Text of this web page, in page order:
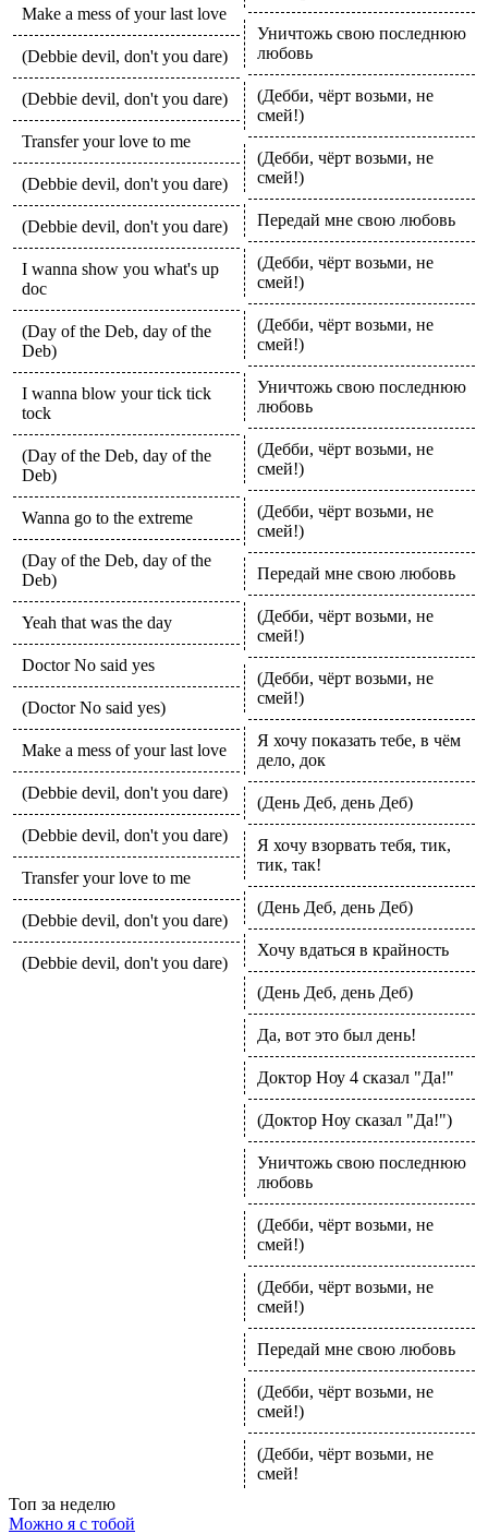
Make a mess of your last love
(Debbie devil, don't you dare)
(Debbie devil, don't you dare)
Transfer your love to me
(Debbie devil, don't you dare)
(Debbie devil, don't you dare)
I wanna show you what's up
doc
(Day of the Deb, day of the
Deb)
I wanna blow your tick tick
tock
(Day of the Deb, day of the
Deb)
Wanna go to the extreme
(Day of the Deb, day of the
Deb)
Yeah that was the day
Doctor No said yes
(Doctor No said yes)
Make a mess of your last love
(Debbie devil, don't you dare)
(Debbie devil, don't you dare)
Transfer your love to me
(Debbie devil, don't you dare)
(Debbie devil, don't you dare)
Уничтожь свою последнюю
любовь
(Дебби, чёрт возьми, не
смей!)
(Дебби, чёрт возьми, не
смей!)
Передай мне свою любовь
(Дебби, чёрт возьми, не
смей!)
(Дебби, чёрт возьми, не
смей!)
Уничтожь свою последнюю
любовь
(Дебби, чёрт возьми, не
смей!)
(Дебби, чёрт возьми, не
смей!)
Передай мне свою любовь
(Дебби, чёрт возьми, не
смей!)
(Дебби, чёрт возьми, не
смей!)
Я хочу показать тебе, в чём
дело, док
(День Деб, день Деб)
Я хочу взорвать тебя, тик,
тик, так!
(День Деб, день Деб)
Хочу вдаться в крайность
(День Деб, день Деб)
Да, вот это был день!
Доктор Ноу 4 сказал "Да!"
(Доктор Ноу сказал "Да!")
Уничтожь свою последнюю
любовь
(Дебби, чёрт возьми, не
смей!)
(Дебби, чёрт возьми, не
смей!)
Передай мне свою любовь
(Дебби, чёрт возьми, не
смей!)
(Дебби, чёрт возьми, не
смей!
Топ за неделю
Можно я с тобой